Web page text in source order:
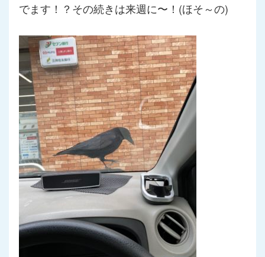
でます！？その続きは来週に〜！(ほそ～の)